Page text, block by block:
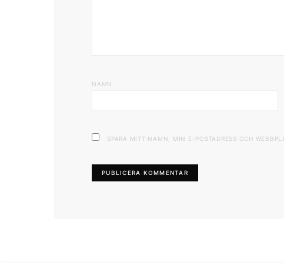
NAMN
SPARA MITT NAMN, MIN E-POSTADRESS OCH